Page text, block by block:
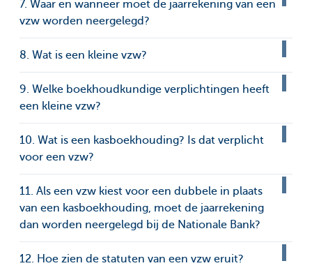
7. Waar en wanneer moet de jaarrekening van een
vzw worden neergelegd?
8. Wat is een kleine vzw?
9. Welke boekhoudkundige verplichtingen heeft
een kleine vzw?
10. Wat is een kasboekhouding? Is dat verplicht
voor een vzw?
11. Als een vzw kiest voor een dubbele in plaats
van een kasboekhouding, moet de jaarrekening
dan worden neergelegd bij de Nationale Bank?
12. Hoe zien de statuten van een vzw eruit?